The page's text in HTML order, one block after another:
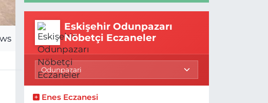
Eskişehir Odunpazarı
Nöbetçi Eczaneler
Enes Eczanesi